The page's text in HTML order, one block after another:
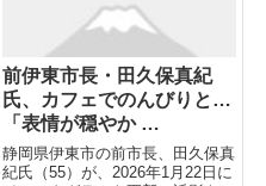
前伊東市長・田久保真紀
氏、カフェでのんびりと…
「表情が穏やか …
静岡県伊東市の前市長、田久保真
紀氏（55）が、2026年1月22日に